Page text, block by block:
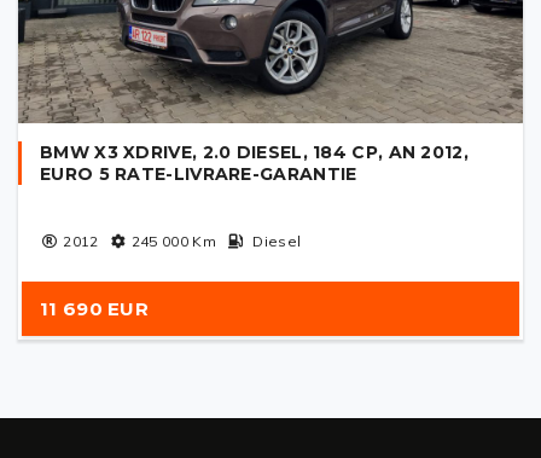
BMW X3 XDRIVE, 2.0 DIESEL, 184 CP, AN 2012,
EURO 5 RATE-LIVRARE-GARANTIE
2012 245 000Km Diesel
11 690 EUR